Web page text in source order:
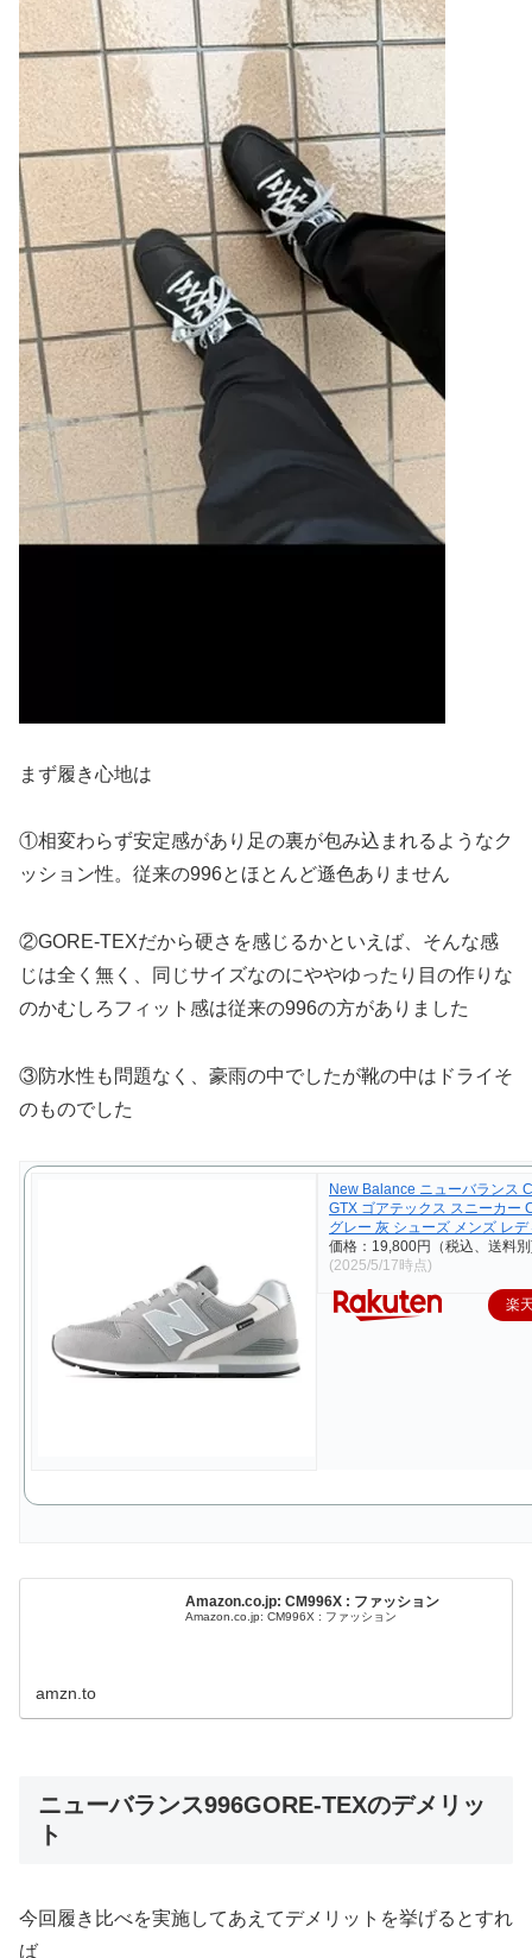
まず履き心地は
①相変わらず安定感があり足の裏が包み込まれるようなク
ッション性。従来の996とほとんど遜色ありません
②GORE-TEXだから硬さを感じるかといえば、そんな感
じは全く無く、同じサイズなのにややゆったり目の作りな
のかむしろフィット感は従来の996の方がありました
③防水性も問題なく、豪雨の中でしたが靴の中はドライそ
のものでした
New Balance ニューバランス
GTX ゴアテックス スニーカー
グレー 灰 シューズ メンズ レ
価格：19,800円（税込、送料
(2025/5/17時点)
楽
Amazon.co.jp: CM996X : ファッション
Amazon.co.jp: CM996X : ファッション
amzn.to
ニューバランス996GORE-TEXのデメリッ
ト
今回履き比べを実施してあえてデメリットを挙げるとすれ
ば